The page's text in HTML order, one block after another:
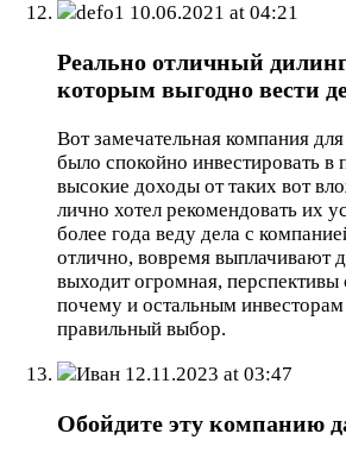
defo1 10.06.2021 at 04:21
Реально отличный
которым выгодно вести
Вот замечательная компания
было спокойно инвестировать в
высокие доходы от таких вот
лично хотел рекомендовать их
более года веду дела с
отлично, вовремя выплачивают
выходит огромная,
почему и остальным
правильный выбор.
Иван 12.11.2023 at 03:47
Обойдите эту компанию